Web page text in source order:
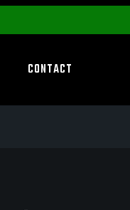
CONTACT